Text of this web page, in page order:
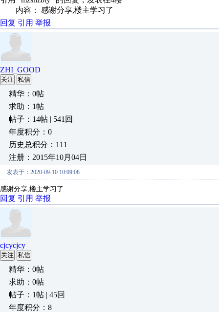
内容： 感谢分享,楼主学习了
回复 引用 举报
ZHI_GOOD
关注 私信
精华：0帖
求助：1帖
帖子：14帖 | 541回
年度积分：0
历史总积分：111
注册：2015年10月04日
发表于：2020-09-10 10:09:08
感谢分享,楼主学习了
回复 引用 举报
cjcycjcy
关注 私信
精华：0帖
求助：0帖
帖子：1帖 | 45回
年度积分：8